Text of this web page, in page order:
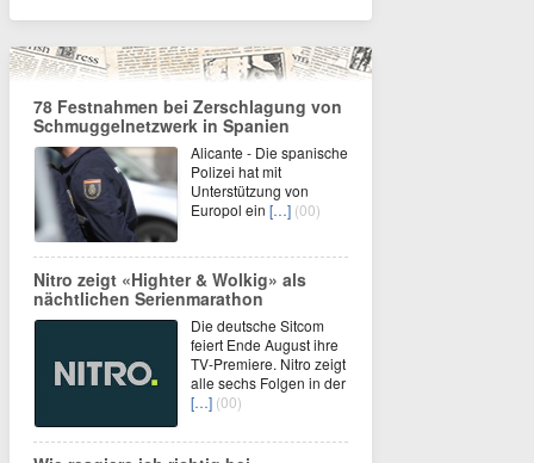
78 Festnahmen bei Zerschlagung von
Schmuggelnetzwerk in Spanien
Alicante - Die spanische
Polizei hat mit
Unterstützung von
Europol ein […] (00)
Nitro zeigt «Highter & Wolkig» als
nächtlichen Serienmarathon
Die deutsche Sitcom
feiert Ende August ihre
TV-Premiere. Nitro zeigt
alle sechs Folgen in der
[…] (00)